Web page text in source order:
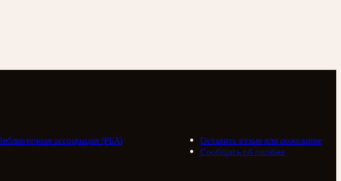
ассоциация (РБА)
Оставить отзыв или пожелание
Сообщить об ошибке